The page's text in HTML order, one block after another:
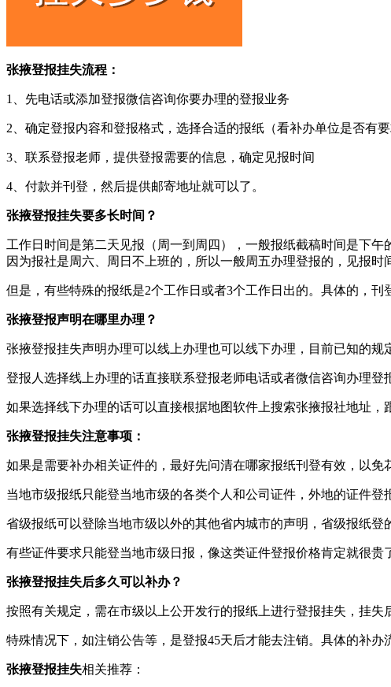
张掖登报挂失流程：
1、先电话或添加登报微信咨询你要办理的登报业务
2、确定登报内容和登报格式，选择合适的报纸（看补办单位是否有要
3、联系登报老师，提供登报需要的信息，确定见报时间
4、付款并刊登，然后提供邮寄地址就可以了。
张掖登报挂失要多长时间？
工作日时间是第二天见报（周一到周四），一般报纸截稿时间是下午
因为报社是周六、周日不上班的，所以一般周五办理登报的，见报
但是，有些特殊的报纸是2个工作日或者3个工作日出的。具体的，刊
张掖登报声明在哪里办理？
张掖登报挂失声明办理可以线上办理也可以线下办理，目前已知的规
登报人选择线上办理的话直接联系登报老师电话或者微信咨询办理登
如果选择线下办理的话可以直接根据地图软件上搜索张掖报社地址，
张掖登报挂失注意事项：
如果是需要补办相关证件的，最好先问清在哪家报纸刊登有效，以免
当地市级报纸只能登当地市级的各类个人和公司证件，外地的证件登
省级报纸可以登除当地市级以外的其他省内城市的声明，省级报纸登
有些证件要求只能登当地市级日报，像这类证件登报价格肯定就很贵
张掖登报挂失后多久可以补办？
按照有关规定，需在市级以上公开发行的报纸上进行登报挂失，挂失
特殊情况下，如注销公告等，是登报45天后才能去注销。具体的补
张掖登报挂失相关推荐：